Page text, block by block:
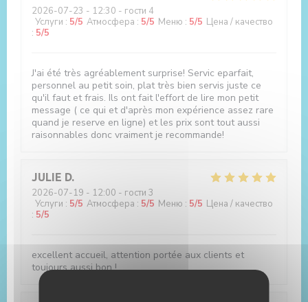
2026-07-23 - 12:30 - гости 4
Услуги : 5/5 Атмосфера : 5/5 Меню : 5/5 Цена / качество
: 5/5
J'ai été très agréablement surprise! Servic eparfait,
personnel au petit soin, plat très bien servis juste ce
qu'il faut et frais. Ils ont fait l'effort de lire mon petit
message ( ce qui et d'après mon expérience assez rare
quand je reserve en ligne) et les prix sont tout aussi
raisonnables donc vraiment je recommande!
JULIE D
2026-07-19 - 12:00 - гости 3
Услуги : 5/5 Атмосфера : 5/5 Меню : 5/5 Цена / качество
: 5/5
excellent accueil, attention portée aux clients et
toujours aussi bon !